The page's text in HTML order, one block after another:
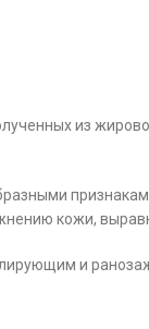
из
кожи,
и